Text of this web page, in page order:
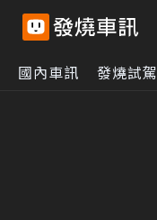
國內車訊 發燒試駕